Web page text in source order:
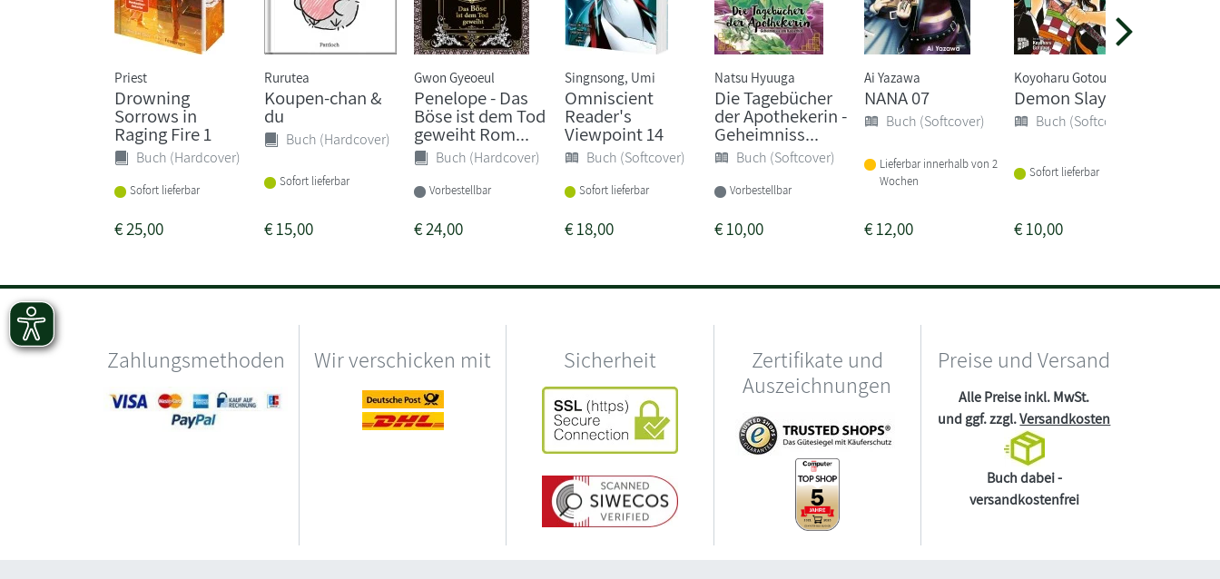
Priest
Drowning
Sorrows in
Raging Fire 1
Buch (Hardcover)
Sofort lieferbar
€25,00
Rurutea
Koupen-chan &
du
Buch (Hardcover)
Sofort lieferbar
€15,00
Gwon Gyeoeul
Penelope - Das
Böse ist dem Tod
geweiht Rom...
Buch (Hardcover)
Vorbestellbar
€24,00
Singnsong, Umi
Omniscient
Reader's
Viewpoint 14
Buch (Softcover)
Sofort lieferbar
€18,00
Natsu Hyuuga
Die Tagebücher
der Apothekerin -
Geheimniss...
Buch (Softcover)
Vorbestellbar
€10,00
Ai Yazawa
NANA 07
Buch (Softcover)
Lieferbar innerhalb von 2
Wochen
€12,00
Koyoharu Gotouge
Demon Slayer 1
Buch (Softcover)
Sofort lieferbar
€10,00
Zahlungsmethoden Wir verschicken mit Sicherheit
Zertifikate und
Auszeichnungen
Preise und Versand
Alle Preise inkl. MwSt.
und ggf. zzgl.Versandkosten
Buch dabei -
versandkostenfrei